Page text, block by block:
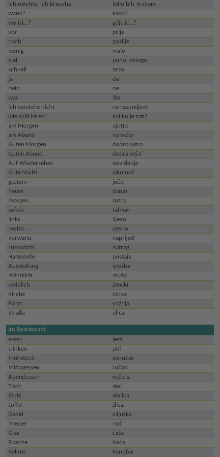
ich möchte, ich brauche
želio bih, trebam
wann?
kada?
wo ist...?
gdje je...?
vor
prije
nach
poslije
wenig
malo
viel
puno, mnogo
schnell
brzo
ja
da
nein
ne
was
što
ich verstehe nicht
ne razumijem
wie spät ist es?
koliko je sati?
am Morgen
ujutro
am Abend
na večer
Guten Morgen
dobro jutro
Guten Abend
dobra veče
Auf Wiedersehen
doviđenja
Gute Nacht
laku noč
gestern
jučer
heute
danas
morgen
sutra
sofort
odmah
links
lijevo
rechts
desno
vorwärts
naprijed
rückwärts
natrag
Haltestelle
postaja
Ausstellung
izložba
männlich
muški
weiblich
ženski
Kirche
ckrva
Fahrt
vožnja
Straße
ulica
Im Restaurant
essen
jesti
trinken
piti
Frühstück
doručak
Mittagessen
ručak
Abendessen
večera
Tisch
stol
Stuhl
stolica
Löffel
žlica
Gabel
viljuška
Messer
nož
Glas
čaša
Flasche
boca
Kellner
konobar